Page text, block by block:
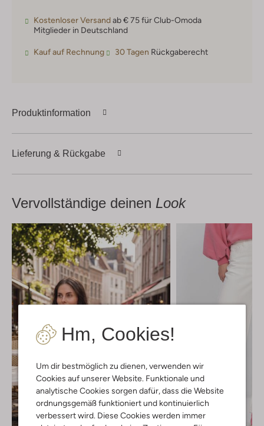
Hm, Cookies!
Um dir bestmöglich zu dienen, verwenden wir
Cookies auf unserer Website. Funktionale und
analytische Cookies sorgen dafür, dass die Website
ordnungsgemäß funktioniert und kontinuierlich
verbessert wird. Diese Cookies werden immer
Kostenloser Versandab € 75 für Club-Omoda
Mitglieder in Deutschland
Kauf auf Rechnung 30 Tagen Rückgaberecht
Produktinformation
Lieferung & Rückgabe
Vervollständige deinen Look